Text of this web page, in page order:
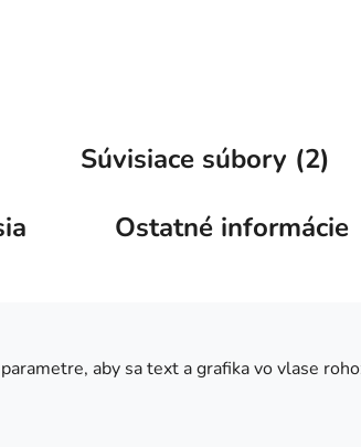
Súvisiace súbory (2)
Ostatné informácie
aby sa text a grafika vo vlase